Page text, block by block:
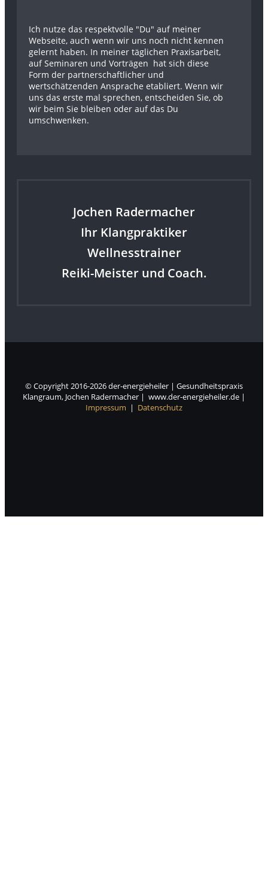
Ich nutze das respektvolle "Du" auf meiner
Webseite, auch wenn wir uns noch nicht kennen
gelernt haben. In meiner täglichen Praxisarbeit,
auf Seminaren und Vorträgen hat sich diese
Form der partnerschaftlicher und
wertschätzenden Ansprache etabliert. Wenn wir
uns das erste mal sprechen, entscheiden Sie, ob
wir beim Sie bleiben oder auf das Du
umschwenken.
Jochen Radermacher
Ihr Klangpraktiker
Wellnesstrainer
Reiki-Meister und Coach.
© Copyright 2016-2026 der-energieheiler | Gesundheitspraxis
Klangraum, Jochen Radermacher | www.der-energieheiler.de |
Impressum | Datenschutz